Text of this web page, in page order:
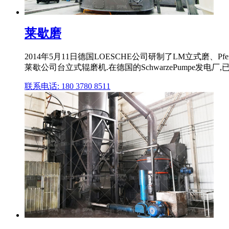
莱歇磨
2014年5月11日德国LOESCHE公司研制了LM立式磨、
莱歇公司台立式辊磨机.在德国的SchwarzePumpe发电厂,
联系电话: 180 3780 8511